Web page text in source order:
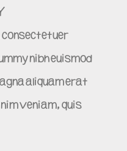
nibh euismod
aliquam erat
veniam, quis